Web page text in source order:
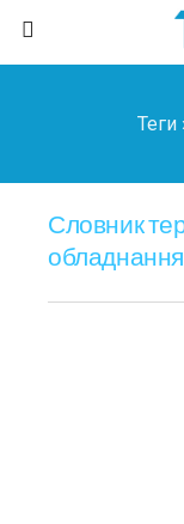
Теги
Словник
обладнання